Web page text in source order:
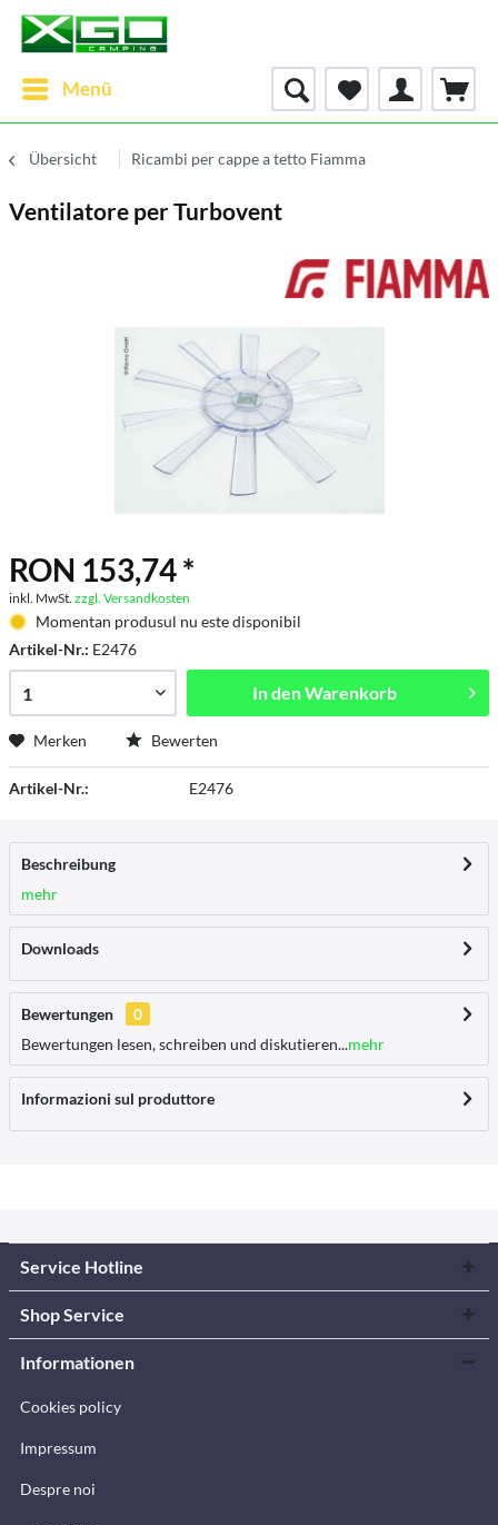
Menü
Übersicht Ricambi per cappe a tetto Fiamma
Ventilatore per Turbovent
RON 153,74 *
inkl. MwSt. zzgl. Versandkosten
Momentan produsul nu este disponibil
Artikel-Nr.: E2476
In denWarenkorb
Merken Bewerten
Artikel-Nr.: E2476
Beschreibung
mehr
Downloads
Bewertungen
0
Bewertungen lesen, schreiben und diskutieren...mehr
Informazioni sul produttore
Service Hotline
Shop Service
Informationen
Cookies policy
Impressum
Despre noi